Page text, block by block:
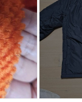
이
스
패
딩